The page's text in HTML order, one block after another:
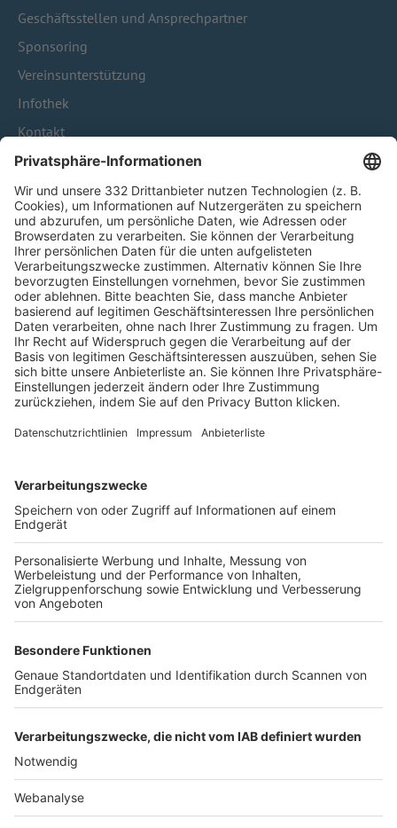
Geschäftsstellen und Ansprechpartner
Sponsoring
Vereinsunterstützung
Infothek
Kontakt
HÄUFIG BESUCHTE SEITEN
Pässe und Vereinswechsel
Trainerausbildung
Schulungsangebot Vereinsmitarbeiter
BFV-Geschäftsstellen
Trainerbörse
Login SpielPlus
FOLGE DEM BFV
TOP-VEREINE
TOP-PARTNER
Nutzungsbedingungen Datenschutz Impressum